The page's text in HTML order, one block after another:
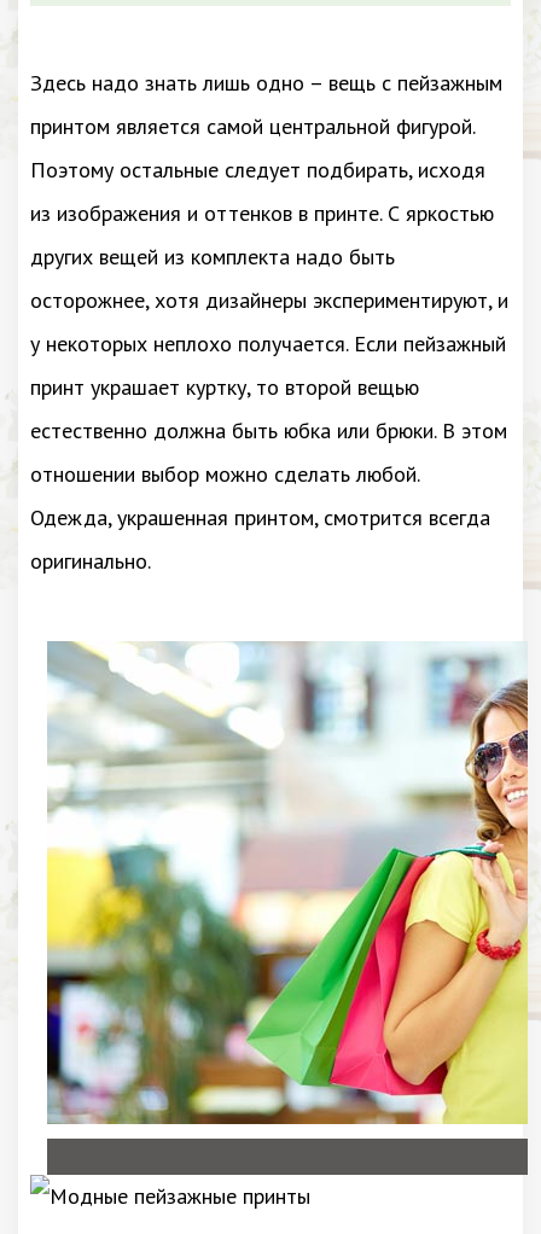
Здесь надо знать лишь одно – вещь с пейзажным
принтом является самой центральной фигурой.
Поэтому остальные следует подбирать, исходя
из изображения и оттенков в принте. С яркостью
других вещей из комплекта надо быть
осторожнее, хотя дизайнеры экспериментируют, и
у некоторых неплохо получается. Если пейзажный
принт украшает куртку, то второй вещью
естественно должна быть юбка или брюки. В этом
отношении выбор можно сделать любой.
Одежда, украшенная принтом, смотрится всегда
оригинально.